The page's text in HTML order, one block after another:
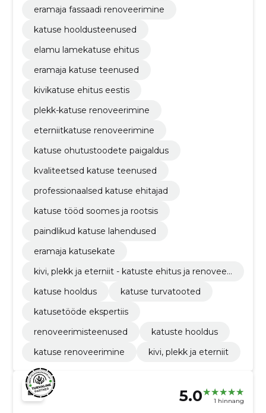
eramaja fassaadi renoveerimine
katuse hooldusteenused
elamu lamekatuse ehitus
eramaja katuse teenused
kivikatuse ehitus eestis
plekk-katuse renoveerimine
eterniitkatuse renoveerimine
katuse ohutustoodete paigaldus
kvaliteetsed katuse teenused
professionaalsed katuse ehitajad
katuse tööd soomes ja rootsis
paindlikud katuse lahendused
eramaja katusekate
kivi, plekk ja eterniit - katuste ehitus ja renoveeri
katuse hooldus
katuse turvatooted
katusetööde ekspertiis
renoveerimisteenused
katuste hooldus
katuse renoveerimine
kivi, plekk ja eterniit
5.0 1 hinnang